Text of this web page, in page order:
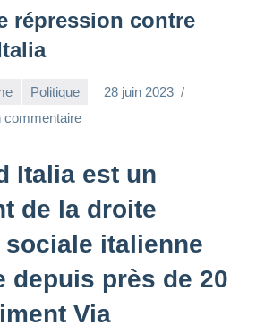
répression contre
Politique
28 juin 2023
commentaire
Italia est un
de la droite
italienne
depuis près de 20
Via